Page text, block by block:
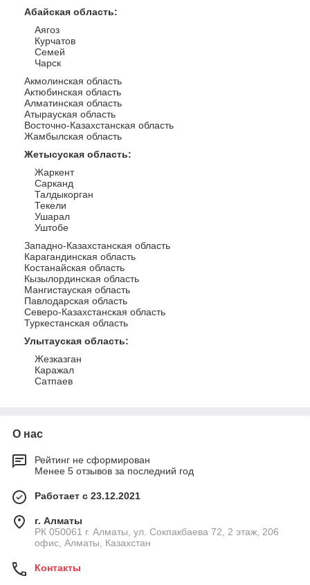
Абайская область:
Аягоз
Курчатов
Семей
Чарск
Акмолинская область
Актюбинская область
Алматинская область
Атырауская область
Восточно-Казахстанская область
Жамбылская область
Жетысуская область:
Жаркент
Сарканд
Талдыкорган
Текели
Ушарал
Уштобе
Западно-Казахстанская область
Карагандинская область
Костанайская область
Кызылординская область
Мангистауская область
Павлодарская область
Северо-Казахстанская область
Туркестанская область
Улытауская область:
Жезказган
Каражал
Сатпаев
О нас
Рейтинг не сформирован
Менее 5 отзывов за последний год
Работает с 23.12.2021
г. Алматы
РК 050061 г. Алматы, ул. Сокпакбаева 72, 2 этаж, 206
офис, Алматы, Казахстан
Контакты